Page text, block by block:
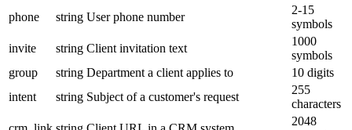
phone
string User phone number
2-15
symbols
invite
string Client invitation text
1000
symbols
group
string Department a client applies to
10 digits
intent
string Subject of a customer's request
255
characters
2048